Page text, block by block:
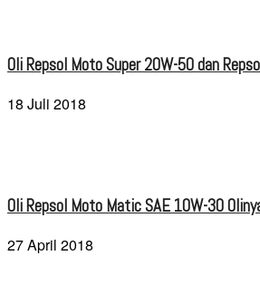
Oli Repsol Moto Super 20W-50 dan
18 Juli 2018
Oli Repsol Moto Matic SAE 10W-30
27 April 2018